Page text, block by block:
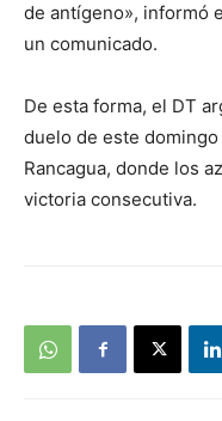
de antígeno», informó
un comunicado.
De esta forma, el DT
duelo de este domingo
Rancagua, donde los
victoria consecutiva.